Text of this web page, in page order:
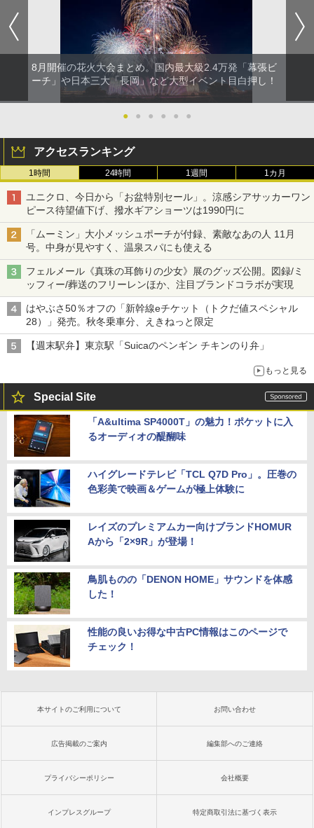
8月開催の花火大会まとめ。国内最大級2.4万発「幕張ビ
ーチ」や日本三大「長岡」など大型イベント目白押し！
● ● ● ● ● ●
アクセスランキング
1時間 24時間 1週間 1カ月
ユニクロ、今日から「お盆特別セール」。涼感シアサッカーワン
ピース待望値下げ、撥水ギアショーツは1990円に
「ムーミン」大小メッシュポーチが付録、素敵なあの人 11月
号。中身が見やすく、温泉スパにも使える
フェルメール《真珠の耳飾りの少女》展のグッズ公開。図録/ミ
ッフィー/葬送のフリーレンほか、注目ブランドコラボが実現
はやぶさ50％オフの「新幹線eチケット（トクだ値スペシャル
28）」発売。秋冬乗車分、えきねっと限定
【週末駅弁】東京駅「Suicaのペンギン チキンのり弁」
もっと見る
Special Site
「A&ultima SP4000T」の魅力！ポケットに入
るオーディオの醍醐味
ハイグレードテレビ「TCL Q7D Pro」。圧巻の
色彩美で映画＆ゲームが極上体験に
レイズのプレミアムカー向けブランドHOMUR
Aから「2×9R」が登場！
鳥肌ものの「DENON HOME」サウンドを体感
した！
性能の良いお得な中古PC情報はこのページで
チェック！
本サイトのご利用について お問い合わせ
広告掲載のご案内 編集部へのご連絡
プライバシーポリシー 会社概要
インプレスグループ 特定商取引法に基づく表示